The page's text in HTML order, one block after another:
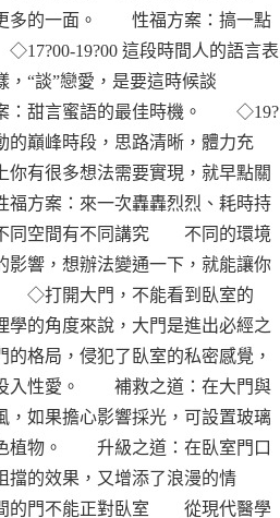
多的一面。 性福方案：搞一點
19?00 這段時間人的語言表
，“談”戀愛，是要這時候談
甜言蜜語的最佳時機。 ◇19?
的巔峰時段，思路清晰，體力充
你有很多想法需要實現，就早點關
方案：來一次轟轟烈烈、耗時持
空間有不同講究 不同的環境
影響，想辦法變通一下，就能讓你
◇打開大門，不能看到臥室的
的角度來說，大門是進出必經之
的格局，侵犯了臥室的私密感覺，
入性愛。 補救之道：在大門與
，如果擔心影響採光，可設置玻璃
植物。 升級之道：在臥室門口
擋的效果，又增添了浪漫的情
門不能正對臥室 從現代醫學